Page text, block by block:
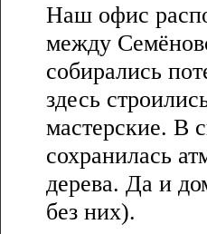
Наш офис
между
собирались
здесь
мастерские. В
сохранилась
дерева. Да и
без них).